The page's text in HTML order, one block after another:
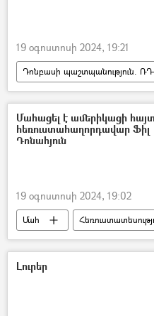
19 օգոստոսի 2024, 19:21
Դոնեցկ
հղի
ռազմական հատուկ
Ուկրաինա
Ռուսաստան
Մահացել է ամերիկացի
հեռուստահաղորդավար Ֆիլ
Դոնահյուն
19 օգոստոսի 2024, 19:02
Մահ
հաղորդավար
Լուրեր